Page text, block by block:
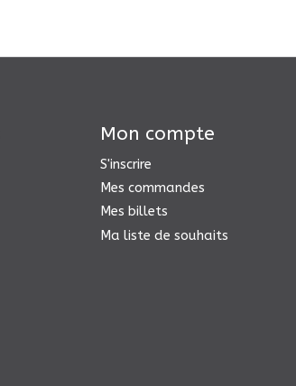
Mon compte
S'inscrire
Mes commandes
Mes billets
Ma liste de souhaits